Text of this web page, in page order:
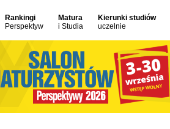
Rankingi
Perspektyw
Matura
i Studia
Kierunki studiów
uczelnie